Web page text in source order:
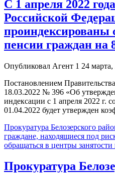
С 1 апреля 2022
Российской
проиндексированы
пенсии граждан на
Опубликовал Агент 1 24 марта,
Постановлением
18.03.2022 № 396 «Об
индексации с 1 апреля 2022 г.
01.04.2022 будет утвержден
Прокуратура Белозерского
граждане, находящиеся под
обращаться в центры
Прокуратура